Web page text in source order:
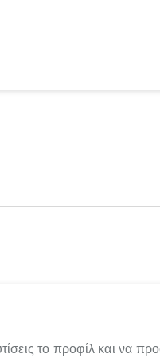
το προφίλ και να